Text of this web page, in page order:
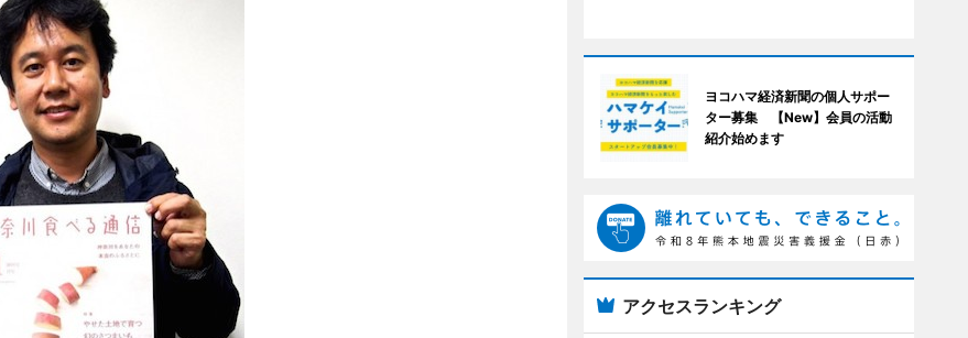
ヨコハマ経済新聞の個人サポー
ター募集 【New】会員の活動
紹介始めます
アクセスランキング